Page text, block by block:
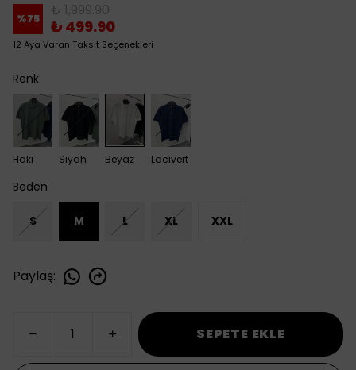
%75 ₺ 1,999.90
₺ 499.90
12 Aya Varan Taksit Seçenekleri
Renk
Haki Siyah Beyaz Lacivert
Beden
S M L XL XXL
Paylaş:
SEPETE EKLE